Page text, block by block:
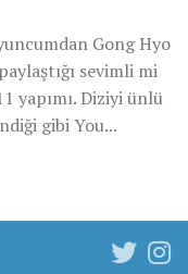
Gong Hyo
sevimli mi
yapımı. Diziyi ünlü
gibi You...